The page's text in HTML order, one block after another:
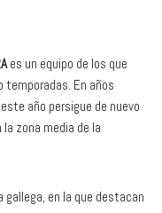
es un equipo de los que
temporadas. En años
año persigue de nuevo
zona media de la
gallega, en la que destacan